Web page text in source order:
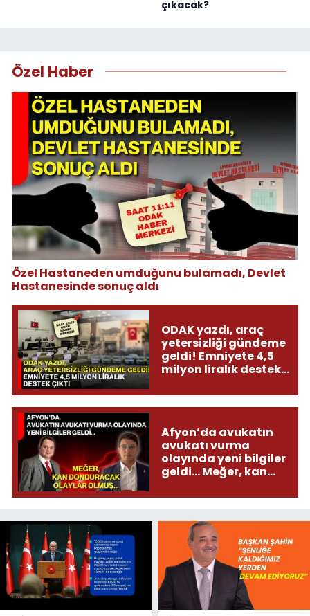
çıkacak?
Özel Haber
Özel Hastaneden umduğunu bulamadı, Devlet
Hastanesinde sonuç aldı
ODAK yazdı, araç
yetersizliği gündeme
geldi! Emniyete 4,5
milyon liralık destek
Afyon’da avukatın
avukatı vurma
olayında yeni bilgiler
geldi... Meğer, kan
olmuş...